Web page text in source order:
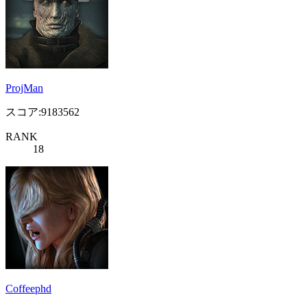
ProjMan
スコア:9183562
RANK
18
Coffeephd